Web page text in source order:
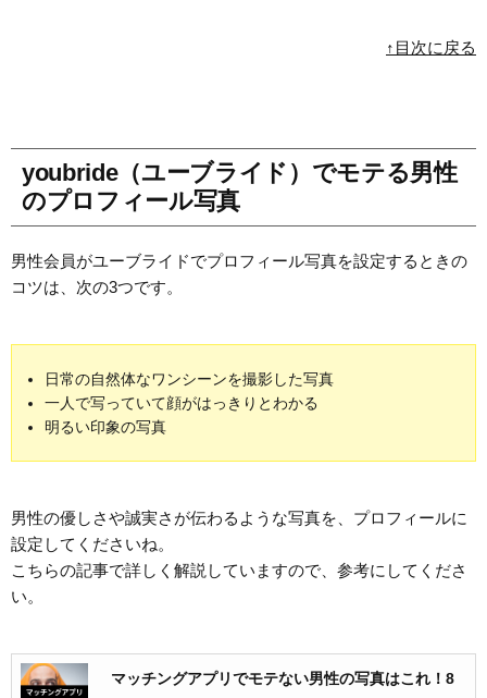
↑目次に戻る
youbride（ユーブライド）でモテる男性
のプロフィール写真
男性会員がユーブライドでプロフィール写真を設定するときの
コツは、次の3つです。
日常の自然体なワンシーンを撮影した写真
一人で写っていて顔がはっきりとわかる
明るい印象の写真
男性の優しさや誠実さが伝わるような写真を、プロフィールに
設定してくださいね。
こちらの記事で詳しく解説していますので、参考にしてくださ
い。
マッチングアプリでモテない男性の写真はこれ！8